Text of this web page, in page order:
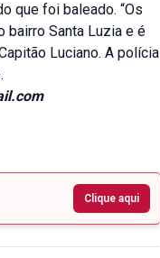
que foi baleado. “Os
bairro Santa Luzia e é
Luciano. A polícia
Clique aqui